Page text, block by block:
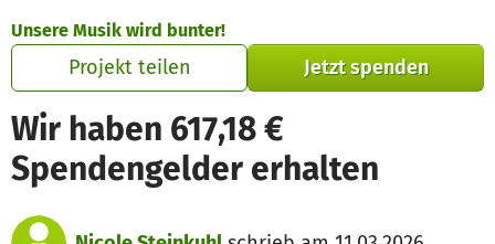
Unsere Musik wird bunter!
Projekt teilen Jetzt spenden
Wir haben 617,18 €
Spendengelder erhalten